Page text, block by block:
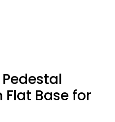
Base for